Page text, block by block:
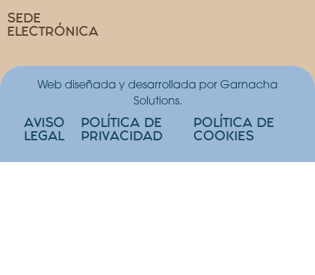
SEDE
ELECTRÓNICA
Web diseñada y desarrollada por Garnacha
Solutions.
AVISO
LEGAL
POLÍTICA DE
PRIVACIDAD
POLÍTICA DE
COOKIES